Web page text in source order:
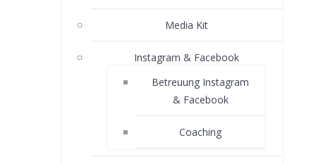
Media Kit
Instagram & Facebook
Betreuung Instagram
& Facebook
Coaching